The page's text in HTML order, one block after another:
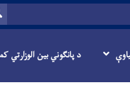
د پانگوني بین الوزارتي